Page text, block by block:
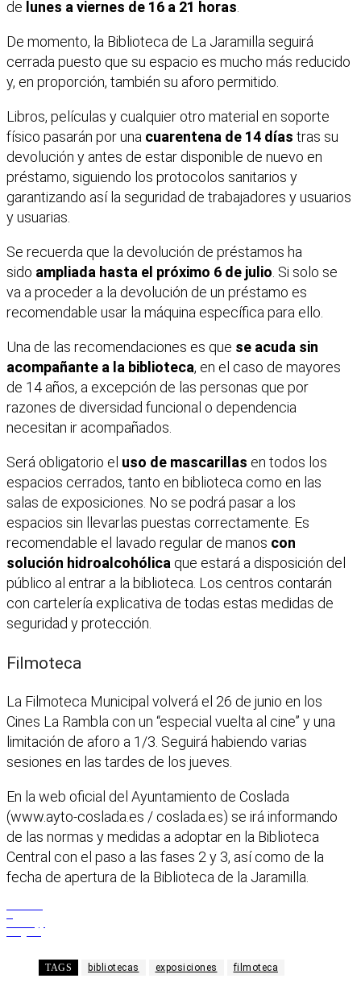
de lunes a viernes de 16 a 21 horas.
De momento, la Biblioteca de La Jaramilla seguirá
cerrada puesto que su espacio es mucho más reducido
y, en proporción, también su aforo permitido.
Libros, películas y cualquier otro material en soporte
físico pasarán por una cuarentena de 14 días tras su
devolución y antes de estar disponible de nuevo en
préstamo, siguiendo los protocolos sanitarios y
garantizando así la seguridad de trabajadores y usuarios
y usuarias.
Se recuerda que la devolución de préstamos ha
sido ampliada hasta el próximo 6 de julio. Si solo se
va a proceder a la devolución de un préstamo es
recomendable usar la máquina específica para ello.
Una de las recomendaciones es que se acuda sin
acompañante a la biblioteca, en el caso de mayores
de 14 años, a excepción de las personas que por
razones de diversidad funcional o dependencia
necesitan ir acompañados.
Será obligatorio el uso de mascarillas en todos los
espacios cerrados, tanto en biblioteca como en las
salas de exposiciones. No se podrá pasar a los
espacios sin llevarlas puestas correctamente. Es
recomendable el lavado regular de manos con
solución hidroalcohólica que estará a disposición del
público al entrar a la biblioteca. Los centros contarán
con cartelería explicativa de todas estas medidas de
seguridad y protección.
Filmoteca
La Filmoteca Municipal volverá el 26 de junio en los
Cines La Rambla con un “especial vuelta al cine” y una
limitación de aforo a 1/3. Seguirá habiendo varias
sesiones en las tardes de los jueves.
En la web oficial del Ayuntamiento de Coslada
(www.ayto-coslada.es / coslada.es) se irá informando
de las normas y medidas a adoptar en la Biblioteca
Central con el paso a las fases 2 y 3, así como de la
fecha de apertura de la Biblioteca de la Jaramilla.
TAGS bibliotecas exposiciones filmoteca